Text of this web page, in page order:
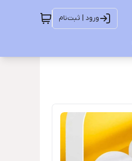
ورود | ثبت‌نام